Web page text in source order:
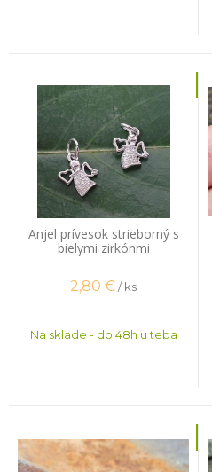
Anjel prívesok strieborný s
bielymi zirkónmi
2,80 €/ ks
Na sklade - do 48h u teba